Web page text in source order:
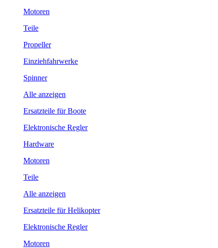
Motoren
Teile
Propeller
Einziehfahrwerke
Spinner
Alle anzeigen
Ersatzteile für Boote
Elektronische Regler
Hardware
Motoren
Teile
Alle anzeigen
Ersatzteile für Helikopter
Elektronische Regler
Motoren